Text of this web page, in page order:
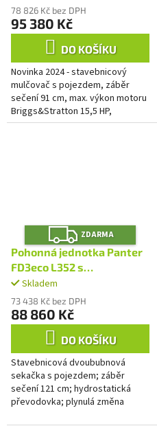
78 826 Kč bez DPH
95 380 Kč
DO KOŠÍKU
Novinka 2024 - stavebnicový
mulčovač s pojezdem, záběr
sečení 91 cm, max. výkon motoru
Briggs&Stratton 15,5 HP,
hydrostatická převodovka,
Z
D
A
R
M
ZDARMA
Pohonná jednotka Panter
FD3eco L352 s
dvoububnovým sečením
RZS121
Průměrné
hodnocení
produktu
je
z
5
hvězdiček.
Skladem
73 438 Kč bez DPH
88 860 Kč
DO KOŠÍKU
Stavebnicová dvoububnová
sekačka s pojezdem; záběr
sečení 121 cm; hydrostatická
převodovka; plynulá změna
Loncin 11 HP